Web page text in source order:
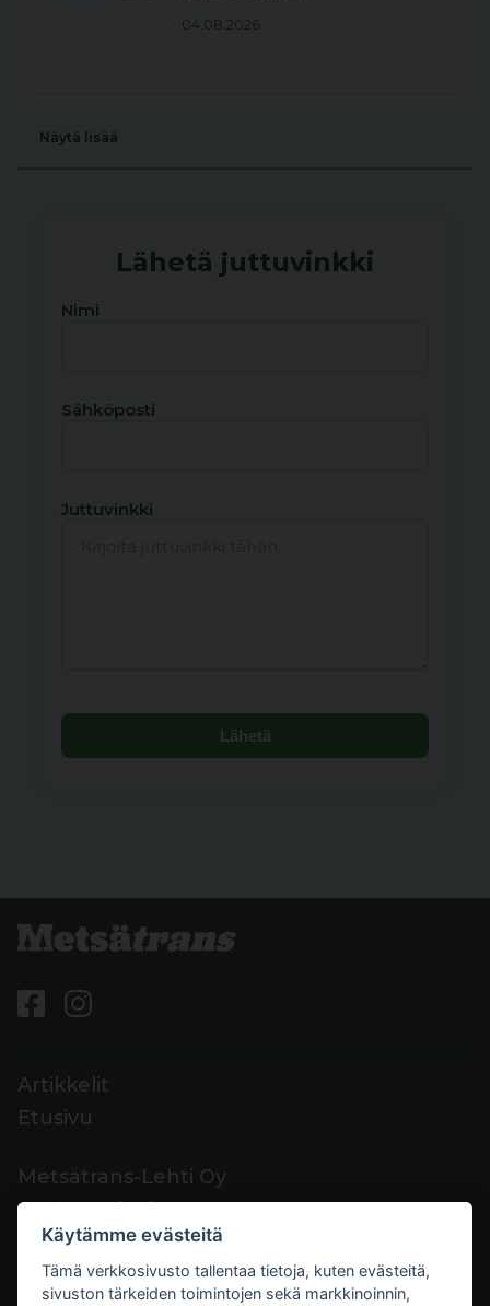
04.08.2026
Näytä lisää
Lähetä juttuvinkki
Nimi
Sähköposti
Juttuvinkki
Lähetä
Artikkelit
Etusivu
Metsätrans-Lehti Oy
Asiakaspalvelu
Yhteystiedot
Palaute
Käytämme evästeitä
Tämä verkkosivusto tallentaa tietoja, kuten evästeitä,
sivuston tärkeiden toimintojen sekä markkinoinnin,